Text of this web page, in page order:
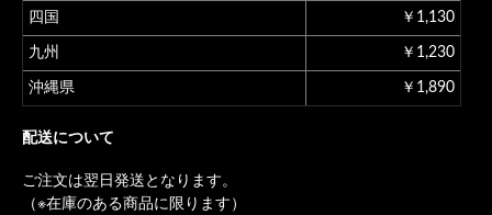
四国 ￥1,130
九州 ￥1,230
沖縄県 ￥1,890
配送について
ご注文は翌日発送となります。
（※在庫のある商品に限ります）